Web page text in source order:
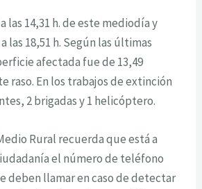
las 14,31 h. de este mediodía y
las 18,51 h. Según las últimas
afectada fue de 13,49
raso. En los trabajos de extinción
2 brigadas y 1 helicóptero.
Rural recuerda que está a
el número de teléfono
deben llamar en caso de detectar